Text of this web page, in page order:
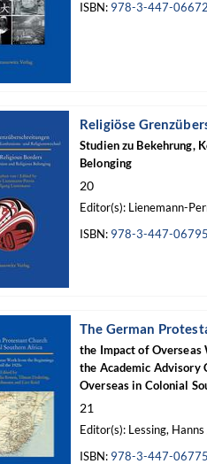
ISBN: 978-3-447-
Religiöse
Studien zu Bekehrung,
Belonging
20
Editor(s): Lienemann-
ISBN: 978-3-447-
The German
the Impact of Overseas
the Academic Advisory
Overseas in Colonial
21
Editor(s): Lessing,
ISBN: 978-3-447-